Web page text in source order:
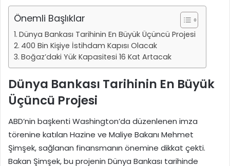
Önemli Başlıklar
Dünya Bankası Tarihinin En Büyük Üçüncü Projesi
400 Bin Kişiye İstihdam Kapısı Olacak
Boğaz’daki Yük Kapasitesi 16 Kat Artacak
Dünya Bankası Tarihinin En Büyük
Üçüncü Projesi
ABD’nin başkenti Washington’da düzenlenen imza
törenine katılan Hazine ve Maliye Bakanı Mehmet
Şimşek, sağlanan finansmanın önemine dikkat çekti.
Bakan Şimşek, bu projenin Dünya Bankası tarihinde